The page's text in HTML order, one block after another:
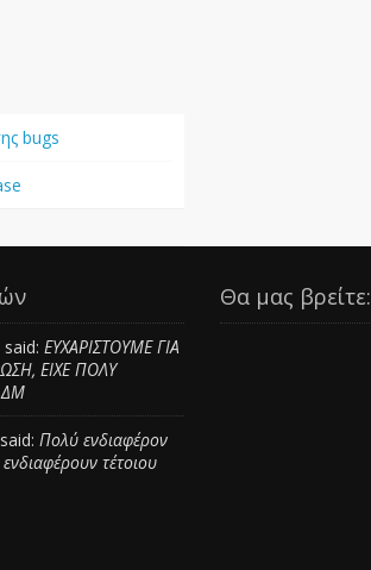
bugs
said: ΕΥΧΑΡΙΣΤΟΥΜΕ ΓΙΑ
ΕΙΧΕ ΠΟΛΥ
said: Πολύ ενδιαφέρον
τέτοιου
Θα μας βρείτε: